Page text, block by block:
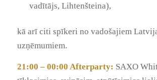
vadītājs, Lihtenšteina),
kā arī citi spīkeri no vadošajiem
uzņēmumiem.
21:00 – 00:00 Afterparty: SAXO